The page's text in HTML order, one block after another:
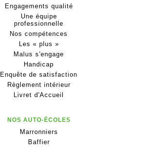
Engagements qualité
Une équipe
professionnelle
Nos compétences
Les « plus »
Malus s'engage
Handicap
Enquête de satisfaction
Règlement intérieur
Livret d'Accueil
NOS AUTO-ÉCOLES
Marronniers
Baffier